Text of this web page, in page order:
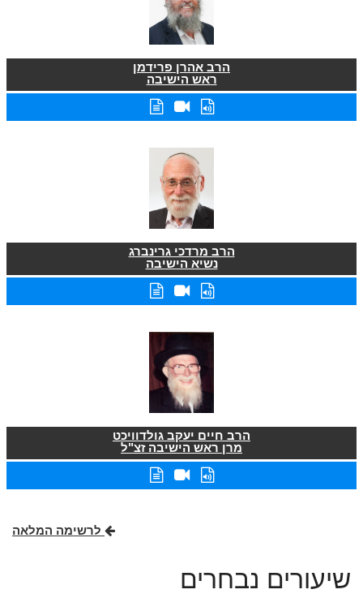
הרב אהרן פרידמן
ראש הישיבה
הרב מרדכי גרינברג
נשיא הישיבה
הרב חיים יעקב גולדוויכט
מרן ראש הישיבה זצ"ל
לרשימה המלאה
שיעורים נבחרים